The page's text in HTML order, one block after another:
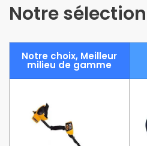
Notre sélection
Notre choix, Meilleur
milieu de gamme